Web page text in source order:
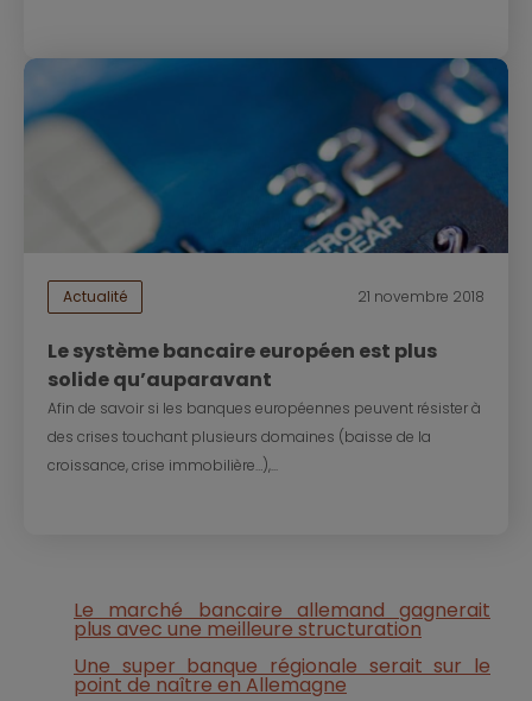
Actualité 21 novembre 2018
Le système bancaire européen est plus
solide qu’auparavant
Afin de savoir si les banques européennes peuvent résister à
des crises touchant plusieurs domaines (baisse de la
croissance, crise immobilière…),...
Le marché bancaire allemand gagnerait
plus avec une meilleure structuration
Une super banque régionale serait sur le
point de naître en Allemagne